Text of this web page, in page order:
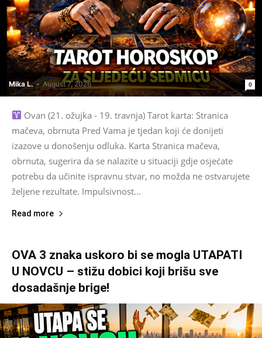
Mika L. - August 7, 2026 0
Ovan (21. ožujka - 19. travnja) Tarot karta: Stranica
mačeva, obrnuta Pred Vama je tjedan koji će donijeti
izazove u donošenju odluka. Karta Stranica mačeva,
obrnuta, sugerira da se nalazite u situaciji gdje osjećate
potrebu da učinite ispravnu stvar, no možda ne ostvarujete
željene rezultate. Impulsivnost...
Read more
OVA 3 znaka uskoro bi se mogla UTAPATI
U NOVCU – stižu dobici koji brišu sve
dosadašnje brige!